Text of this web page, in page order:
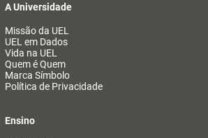
A Universidade
Missão da UEL
UEL em Dados
Vida na UEL
Quem é Quem
Marca Símbolo
Política de Privacidade
Ensino